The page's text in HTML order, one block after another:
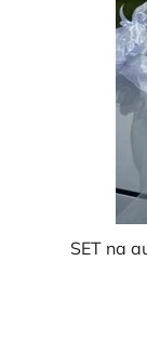
SET na